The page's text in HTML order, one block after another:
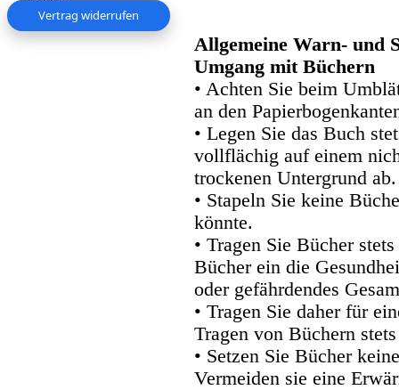
Vertrag widerrufen
Allgemeine Warn- und
Umgang mit Büchern
• Achten Sie beim
an den
• Legen Sie das Buch
vollflächig auf einem
trockenen Untergrund ab.
• Stapeln Sie keine
könnte.
• Tragen Sie Bücher
Bücher ein die
oder gefährdendes
• Tragen Sie daher für
Tragen von Büchern
• Setzen Sie Bücher
Vermeiden sie eine